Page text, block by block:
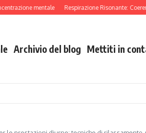
mentale Respirazione Risonante: Coerenza
Archivio del blog Mettiti in